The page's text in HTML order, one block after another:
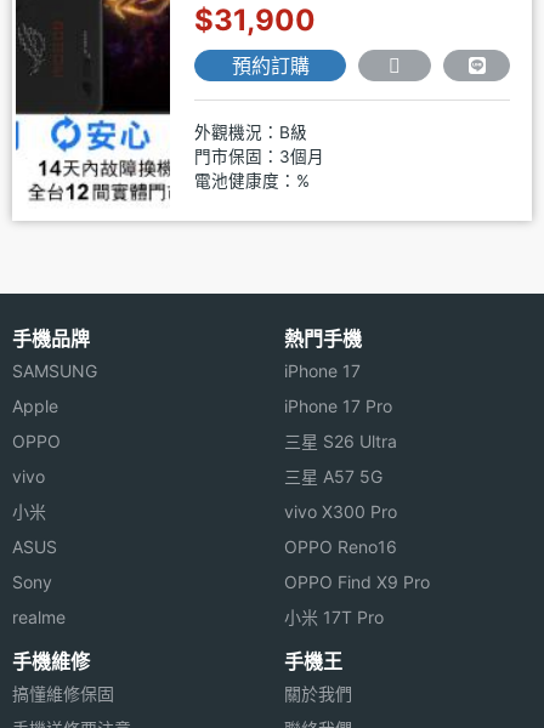
$31,900
預約訂購
外觀機況：B級
門市保固：3個月
電池健康度：%
手機品牌
SAMSUNG
Apple
OPPO
vivo
小米
ASUS
Sony
realme
熱門手機
iPhone 17
iPhone 17 Pro
三星 S26 Ultra
三星 A57 5G
vivo X300 Pro
OPPO Reno16
OPPO Find X9 Pro
小米 17T Pro
手機維修
搞懂維修保固
手機王
關於我們